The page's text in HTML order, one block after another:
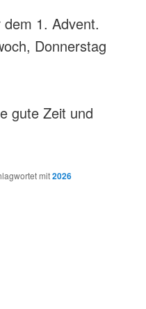
1. Advent.
Donnerstag
gute Zeit und
mit2026